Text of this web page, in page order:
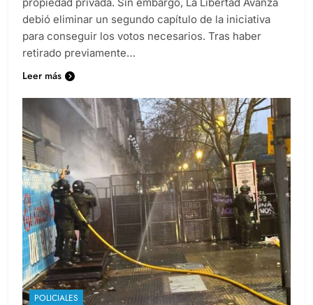
debió eliminar un segundo capítulo de la iniciativa
para conseguir los votos necesarios. Tras haber
retirado previamente…
Leer más
POLICIALES